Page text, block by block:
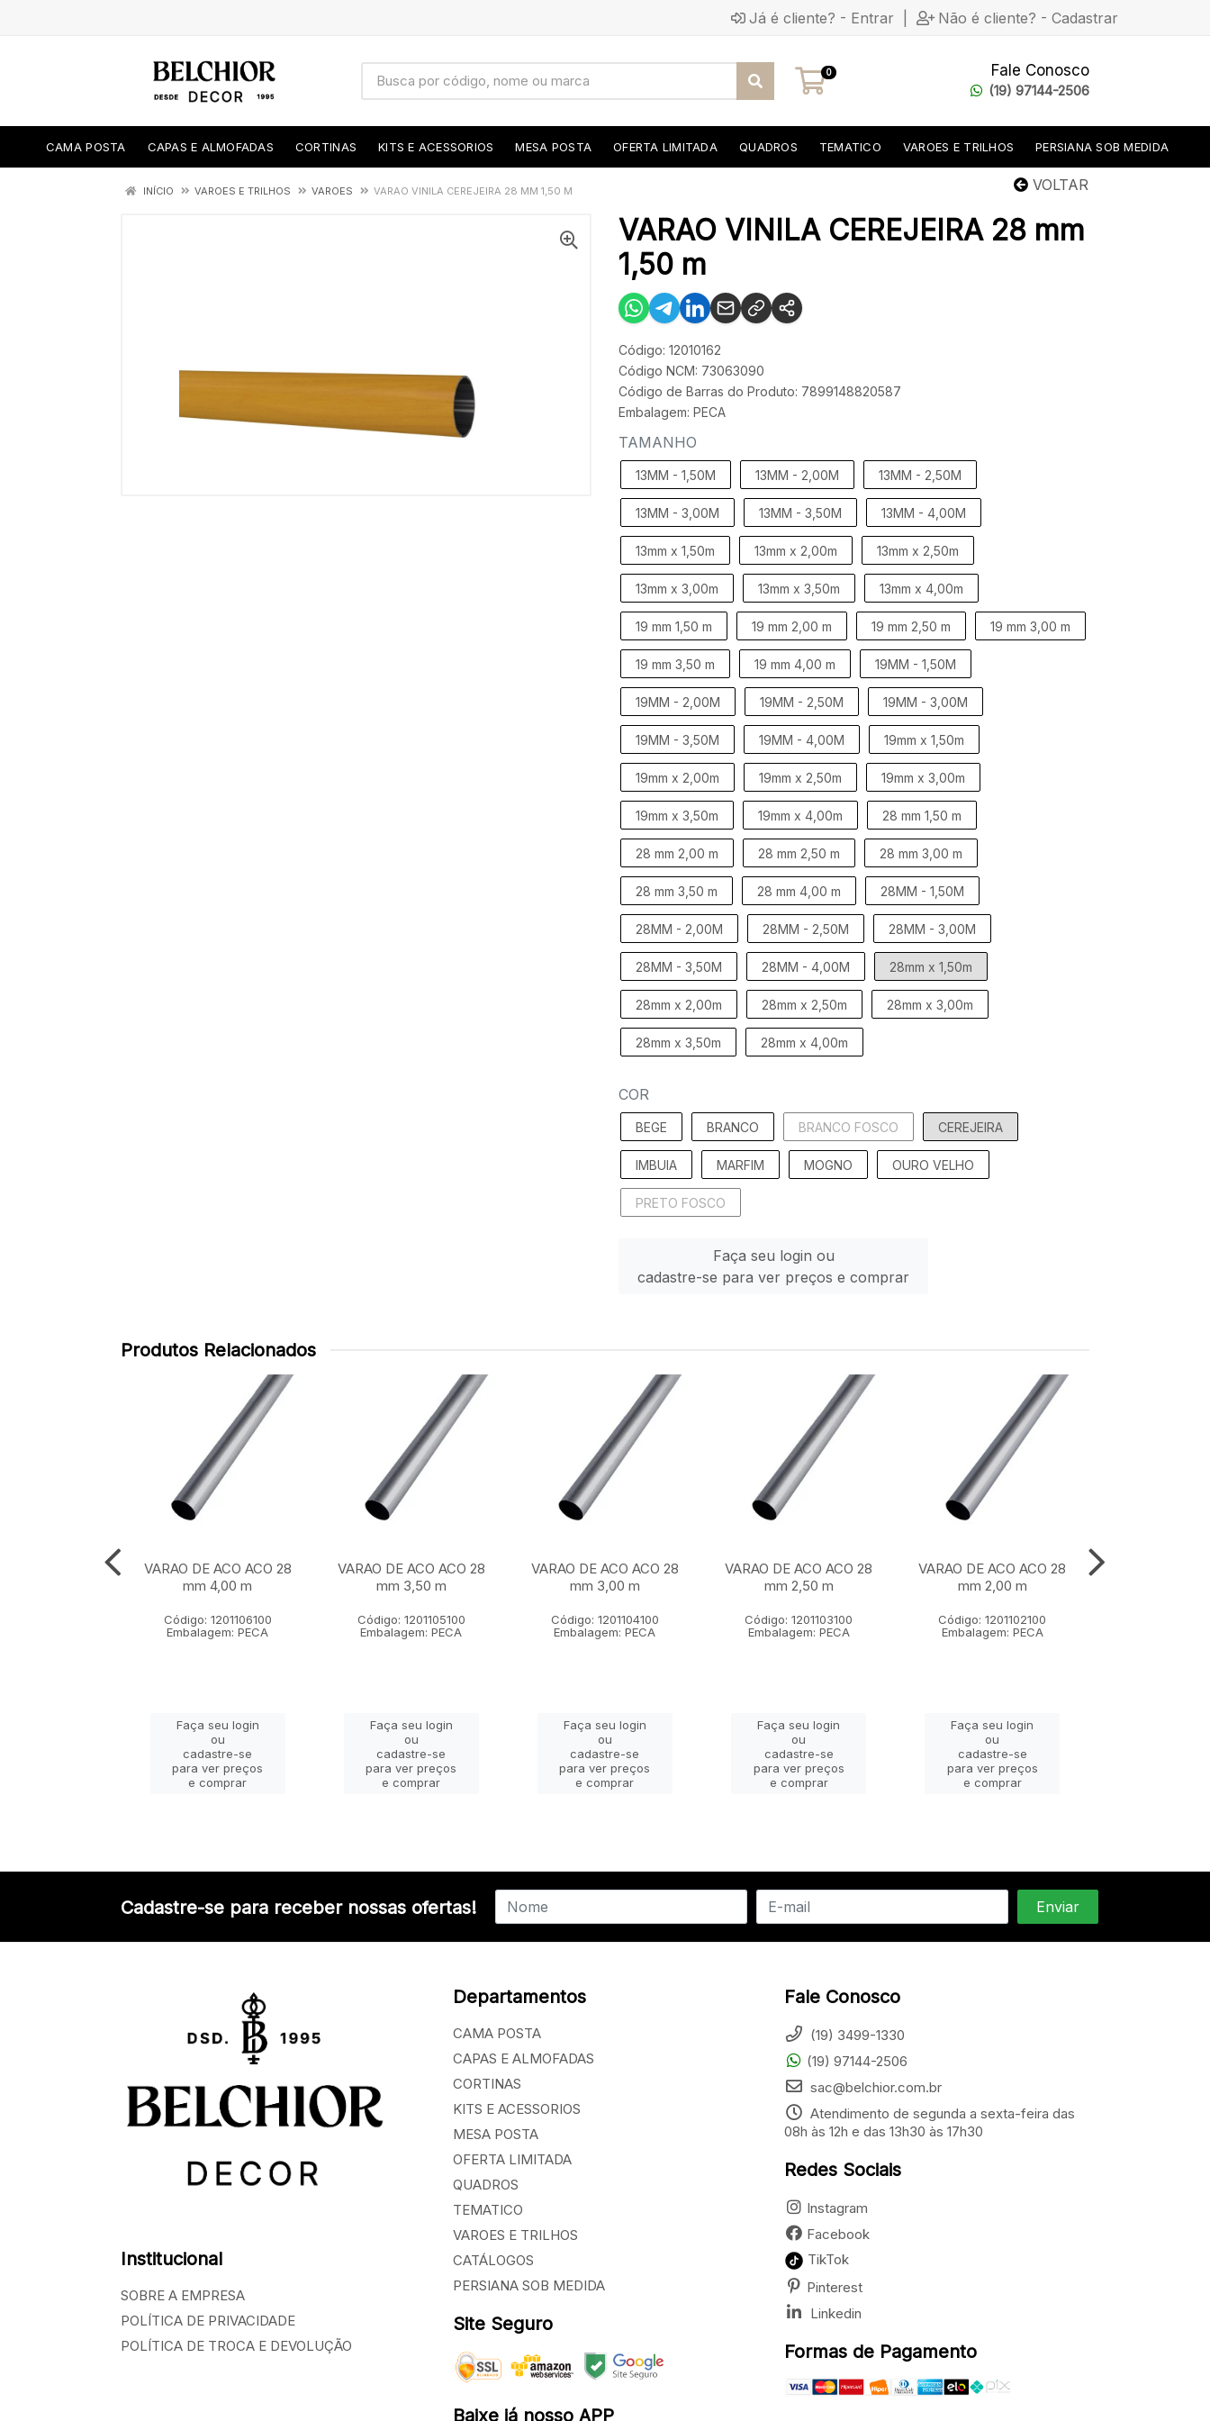
Já é cliente? - Entrar Não é cliente? - Cadastrar
0 Fale Conosco
(19) 97144-2506
CAMA POSTA CAPAS E ALMOFADAS CORTINAS KITS E ACESSORIOS MESA POSTA OFERTA LIMITADA QUADROS TEMATICO VAROES E TRILHOS PERSIANA SOB MEDIDA
VOLTAR
INÍCIO VAROES E TRILHOS VAROES VARAO VINILA CEREJEIRA 28 MM 1,50 M
VARAO VINILA CEREJEIRA 28 mm
1,50 m
Código: 12010162
Código NCM: 73063090
Código de Barras do Produto: 7899148820587
Embalagem: PECA
TAMANHO
13MM - 1,50M 13MM - 2,00M 13MM - 2,50M
13MM - 3,00M 13MM - 3,50M 13MM - 4,00M
13mm x 1,50m 13mm x 2,00m 13mm x 2,50m
13mm x 3,00m 13mm x 3,50m 13mm x 4,00m
19 mm 1,50 m 19 mm 2,00 m 19 mm 2,50 m 19 mm 3,00 m
19 mm 3,50 m 19 mm 4,00 m 19MM - 1,50M
19MM - 2,00M 19MM - 2,50M 19MM - 3,00M
19MM - 3,50M 19MM - 4,00M 19mm x 1,50m
19mm x 2,00m 19mm x 2,50m 19mm x 3,00m
19mm x 3,50m 19mm x 4,00m 28 mm 1,50 m
28 mm 2,00 m 28 mm 2,50 m 28 mm 3,00 m
28 mm 3,50 m 28 mm 4,00 m 28MM - 1,50M
28MM - 2,00M 28MM - 2,50M 28MM - 3,00M
28MM - 3,50M 28MM - 4,00M 28mm x 1,50m
28mm x 2,00m 28mm x 2,50m 28mm x 3,00m
28mm x 3,50m 28mm x 4,00m
COR
BEGE BRANCO BRANCO FOSCO CEREJEIRA
IMBUIA MARFIM MOGNO OURO VELHO
PRETO FOSCO
Faça seu login ou
cadastre-se para ver preços e comprar
Produtos Relacionados
VARAO DE ACO ACO 28
mm 4,00 m
Código: 1201106100
Embalagem: PECA
Faça seu login
ou
cadastre-se
para ver preços
e comprar
VARAO DE ACO ACO 28
mm 3,50 m
Código: 1201105100
Embalagem: PECA
Faça seu login
ou
cadastre-se
para ver preços
e comprar
VARAO DE ACO ACO 28
mm 3,00 m
Código: 1201104100
Embalagem: PECA
Faça seu login
ou
cadastre-se
para ver preços
e comprar
VARAO DE ACO ACO 28
mm 2,50 m
Código: 1201103100
Embalagem: PECA
Faça seu login
ou
cadastre-se
para ver preços
e comprar
VARAO DE ACO ACO 28
mm 2,00 m
Código: 1201102100
Embalagem: PECA
Faça seu login
ou
cadastre-se
para ver preços
e comprar
Cadastre-se para receber nossas ofertas!
Institucional
SOBRE A EMPRESA
POLÍTICA DE PRIVACIDADE
POLÍTICA DE TROCA E DEVOLUÇÃO
Departamentos
CAMA POSTA
CAPAS E ALMOFADAS
CORTINAS
KITS E ACESSORIOS
MESA POSTA
OFERTA LIMITADA
QUADROS
TEMATICO
VAROES E TRILHOS
CATÁLOGOS
PERSIANA SOB MEDIDA
Site Seguro
Baixe já nosso APP
Fale Conosco
(19) 3499-1330
(19) 97144-2506
sac@belchior.com.br
Atendimento de segunda a sexta-feira das
08h às 12h e das 13h30 às 17h30
Redes Sociais
Instagram
Facebook
TikTok
Pinterest
Linkedin
Formas de Pagamento